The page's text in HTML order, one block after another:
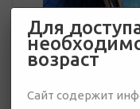
Для
возраст
Сайт содержит